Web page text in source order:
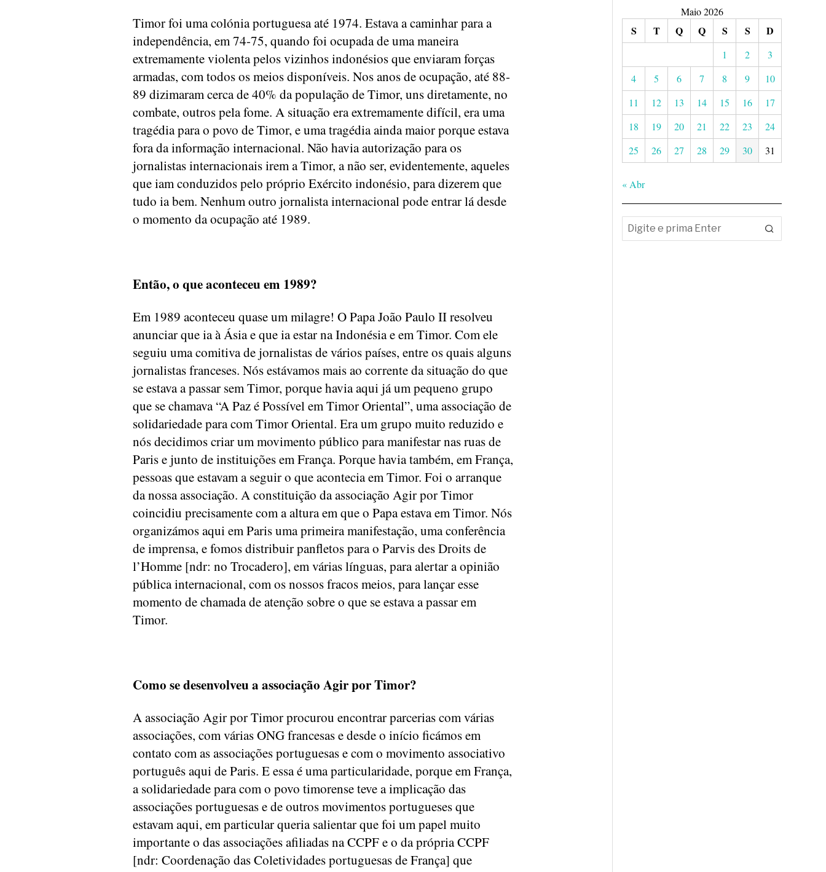
Timor foi uma colónia portuguesa até 1974. Estava a caminhar para a
independência, em 74-75, quando foi ocupada de uma maneira
extremamente violenta pelos vizinhos indonésios que enviaram forças
armadas, com todos os meios disponíveis. Nos anos de ocupação, até 88-
89 dizimaram cerca de 40% da população de Timor, uns diretamente, no
combate, outros pela fome. A situação era extremamente difícil, era uma
tragédia para o povo de Timor, e uma tragédia ainda maior porque estava
fora da informação internacional. Não havia autorização para os
jornalistas internacionais irem a Timor, a não ser, evidentemente, aqueles
que iam conduzidos pelo próprio Exército indonésio, para dizerem que
tudo ia bem. Nenhum outro jornalista internacional pode entrar lá desde
o momento da ocupação até 1989.
Então, o que aconteceu em 1989?
Em 1989 aconteceu quase um milagre! O Papa João Paulo II resolveu
anunciar que ia à Ásia e que ia estar na Indonésia e em Timor. Com ele
seguiu uma comitiva de jornalistas de vários países, entre os quais alguns
jornalistas franceses. Nós estávamos mais ao corrente da situação do que
se estava a passar sem Timor, porque havia aqui já um pequeno grupo
que se chamava “A Paz é Possível em Timor Oriental”, uma associação de
solidariedade para com Timor Oriental. Era um grupo muito reduzido e
nós decidimos criar um movimento público para manifestar nas ruas de
Paris e junto de instituições em França. Porque havia também, em França,
pessoas que estavam a seguir o que acontecia em Timor. Foi o arranque
da nossa associação. A constituição da associação Agir por Timor
coincidiu precisamente com a altura em que o Papa estava em Timor. Nós
organizámos aqui em Paris uma primeira manifestação, uma conferência
de imprensa, e fomos distribuir panfletos para o Parvis des Droits de
l’Homme [ndr: no Trocadero], em várias línguas, para alertar a opinião
pública internacional, com os nossos fracos meios, para lançar esse
momento de chamada de atenção sobre o que se estava a passar em
Timor.
Como se desenvolveu a associação Agir por Timor?
A associação Agir por Timor procurou encontrar parcerias com várias
associações, com várias ONG francesas e desde o início ficámos em
contato com as associações portuguesas e com o movimento associativo
português aqui de Paris. E essa é uma particularidade, porque em França,
a solidariedade para com o povo timorense teve a implicação das
associações portuguesas e de outros movimentos portugueses que
estavam aqui, em particular queria salientar que foi um papel muito
importante o das associações afiliadas na CCPF e o da própria CCPF
[ndr: Coordenação das Coletividades portuguesas de França] que
Maio 2026
S T Q Q S S D
1 2
3
4
5 6 7 8 9
10
11
12 13 14 15 16
17
18
19 20 21 22 23
24
25
26 27 28 29 30 31
« Abr